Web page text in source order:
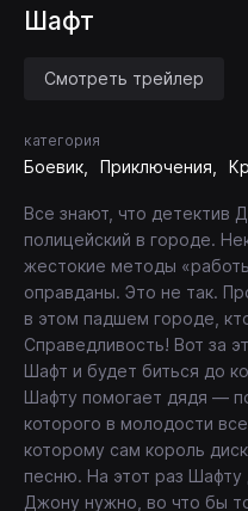
Шафт
Смотреть трейлер
категория
Боевик Приключения
Все знают, что
полицейский в городе.
жестокие методы
оправданы. Это не так.
в этом падшем городе,
Справедливость! Вот за
Шафт и будет биться до
Шафту помогает дядя —
которого в молодости
которому сам король
песню. На этот раз
Джону нужно, во что бы